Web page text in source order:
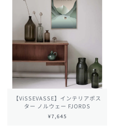
【ViSSEVASSE】インテリアポス
ター ノルウェー FJORDS
¥7,645